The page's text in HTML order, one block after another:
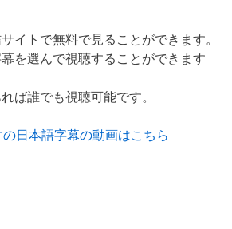
イトで無料で見ることができます。
を選んで視聴することができます
ば誰でも視聴可能です。
日本語字幕の動画はこちら